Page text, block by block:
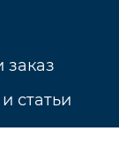
заказ
статьи